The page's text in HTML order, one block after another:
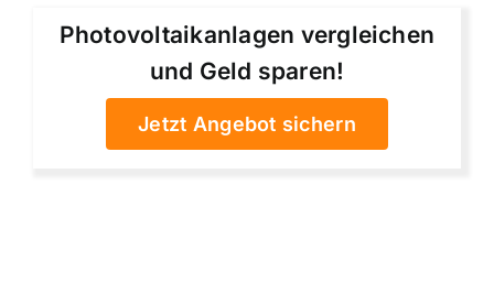
Photovoltaikanlagen vergleichen
und Geld sparen!
Jetzt Angebot sichern